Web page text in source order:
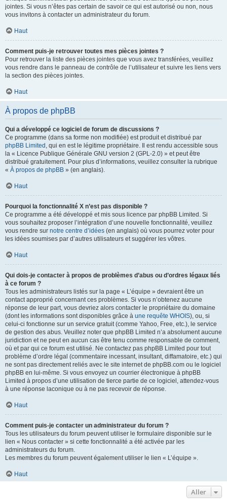
jointes. Si vous n’êtes pas certain de savoir ce qui est autorisé ou non, nous
vous invitons à contacter un administrateur du forum.
Haut
Comment puis-je retrouver toutes mes pièces jointes ?
Pour retrouver la liste des pièces jointes que vous avez transférées, veuillez
vous rendre dans le panneau de contrôle de l’utilisateur et suivre les liens vers
la section des pièces jointes.
Haut
À propos de phpBB
Qui a développé ce logiciel de forum de discussions ?
Ce programme (dans sa forme non modifiée) est produit et distribué par
phpBB Limited , qui en est le légitime propriétaire. Il est rendu accessible sous
la « Licence Publique Générale GNU version 2 (GPL-2.0) » et peut être
distribué gratuitement. Pour plus d’informations, veuillez consulter la rubrique
« À propos de phpBB » (en anglais).
Haut
Pourquoi la fonctionnalité X n’est pas disponible ?
Ce programme a été développé et mis sous licence par phpBB Limited. Si
vous souhaitez proposer l’intégration d’une nouvelle fonctionnalité, veuillez
vous rendre sur notre centre d’idées (en anglais) où vous pourrez voter pour
les idées soumises par d’autres utilisateurs et suggérer les vôtres.
Haut
Qui dois-je contacter à propos de problèmes d’abus ou d’ordres légaux liés
à ce forum ?
Tous les administrateurs listés sur la page « L’équipe » devraient être un
contact approprié concernant ces problèmes. Si vous n’obtenez aucune
réponse de leur part, vous devriez alors contacter le propriétaire du domaine
(dont les informations sont disponibles grâce à une requête WHOIS), ou, si
celui-ci fonctionne sur un service gratuit (comme Yahoo, Free, etc.), le service
de gestion des abus. Veuillez noter que phpBB Limited n’a absolument aucune
juridiction et ne peut en aucun cas être tenu comme responsable de comment,
où et par qui ce forum est utilisé. Ne contactez pas phpBB Limited pour tout
problème d’ordre légal (commentaire incessant, insultant, diffamatoire, etc.) qui
ne sont pas directement reliés avec le site internet de phpBB.com ou le logiciel
phpBB en lui-même. Si vous envoyez un courrier électronique à phpBB
Limited à propos d’une utilisation de tierce partie de ce logiciel, attendez-vous
à une réponse laconique ou à ne pas recevoir de réponse.
Haut
Comment puis-je contacter un administrateur du forum ?
Tous les utilisateurs du forum peuvent utiliser le formulaire disponible sur le
lien « Nous contacter » si cette fonctionnalité a été activée par les
administrateurs du forum.
Les membres du forum peuvent également utiliser le lien « L’équipe ».
Haut
Aller